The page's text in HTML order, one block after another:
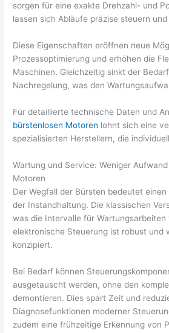
sorgen für eine exakte Drehzahl- und
lassen sich Abläufe präzise steuern
Diese Eigenschaften eröffnen neue
Prozessoptimierung und erhöhen die
Maschinen. Gleichzeitig sinkt der
Nachregelung, was den
Für detaillierte technische Daten und
bürstenlosen Motoren lohnt sich eine
spezialisierten Herstellern, die
Wartung und Service: Weniger
Motoren
Der Wegfall der Bürsten bedeutet
der Instandhaltung. Die klassischen
was die Intervalle für Wartungsarbeiten
elektronische Steuerung ist robust und
konzipiert.
Bei Bedarf können
ausgetauscht werden, ohne den
demontieren. Dies spart Zeit und
Diagnosefunktionen moderner
zudem eine frühzeitige Erkennung von